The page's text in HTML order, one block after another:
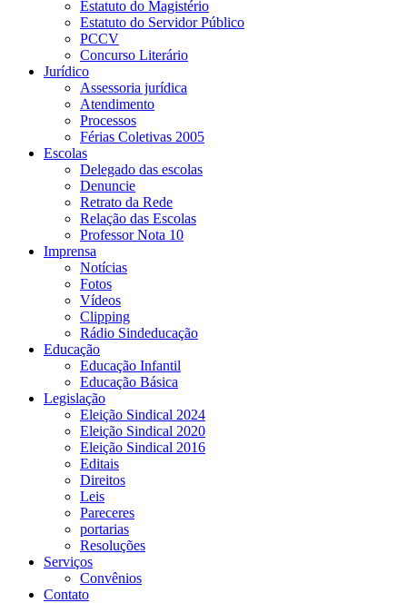
Estatuto do Magistério
Estatuto do Servidor Público
PCCV
Concurso Literário
Jurídico
Assessoria jurídica
Atendimento
Processos
Férias Coletivas 2005
Escolas
Delegado das escolas
Denuncie
Retrato da Rede
Relação das Escolas
Professor Nota 10
Imprensa
Notícias
Fotos
Vídeos
Clipping
Rádio Sindeducação
Educação
Educação Infantil
Educação Básica
Legislação
Eleição Sindical 2024
Eleição Sindical 2020
Eleição Sindical 2016
Editais
Direitos
Leis
Pareceres
portarias
Resoluções
Serviços
Convênios
Contato